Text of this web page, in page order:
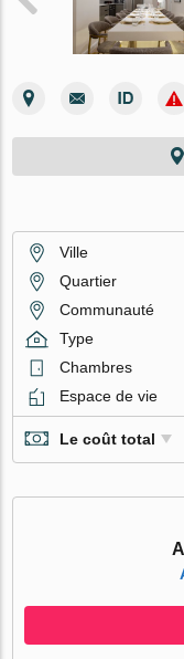
Ville
Quartier
Communauté
Type
Chambres
Espace de vie
Le coût total